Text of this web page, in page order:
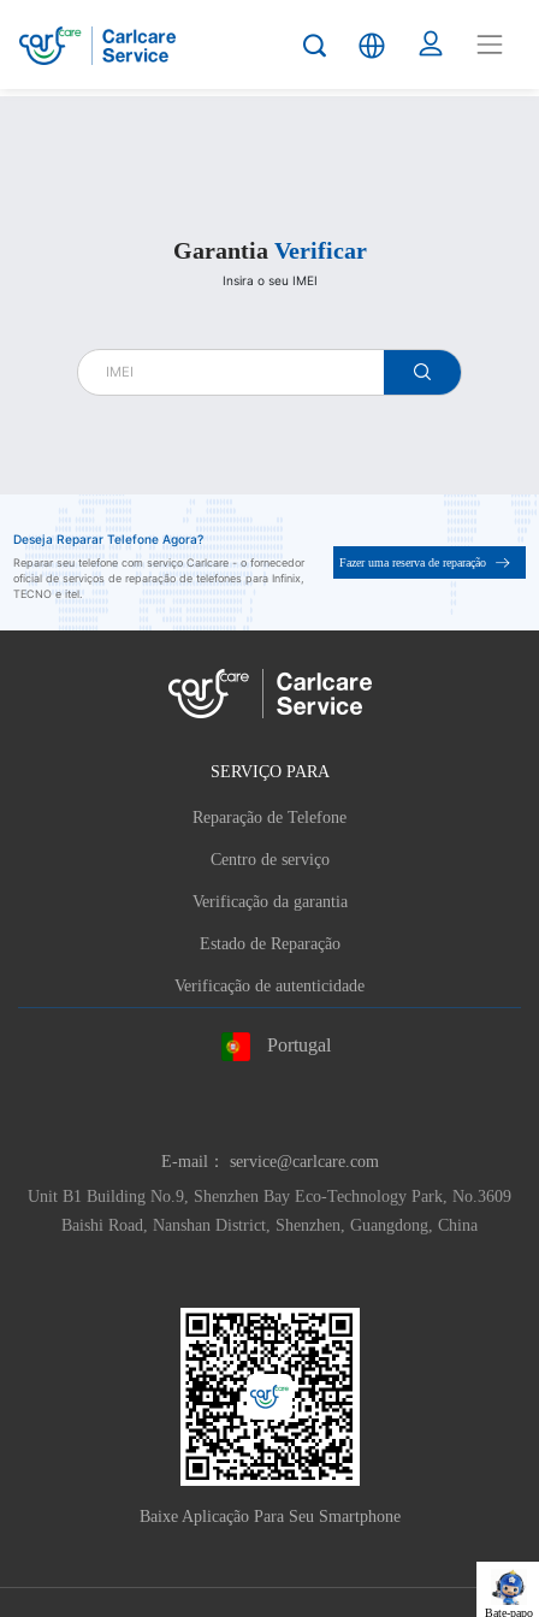
Carlcare
check
Garantia Verificar
Insira o seu IMEI
Deseja Reparar Telefone Agora?
Reparar seu telefone com serviço Carlcare - o fornecedor
oficial de serviços de reparação de telefones para Infinix,
TECNO e itel.
Fazer uma reserva de reparação
Bate-papo
SERVIÇO PARA
Reparação de Telefone
Centro de serviço
Verificação da garantia
Estado de Reparação
Verificação de autenticidade
Portugal
E-mail： service@carlcare.com
Unit B1 Building No.9, Shenzhen Bay Eco-Technology Park, No.3609
Baishi Road, Nanshan District, Shenzhen, Guangdong, China
Baixe Aplicação Para Seu Smartphone